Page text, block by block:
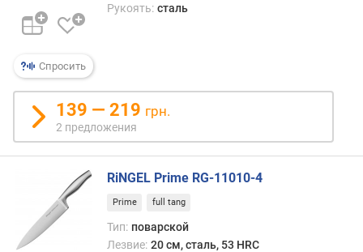
д
л
ж
и
й
л
и
Спросить
Рукоять: сталь
139 — 219 грн.
2 предложения
RiNGEL Prime RG-11010-4
Prime full tang
Тип: поварской
Лезвие: 20 см, сталь, 53 HRC